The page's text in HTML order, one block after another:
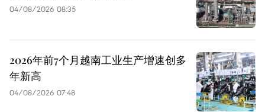
04/08/2026 08:35
2026年前7个月越南工业生产增速创多
年新高
04/08/2026 07:48